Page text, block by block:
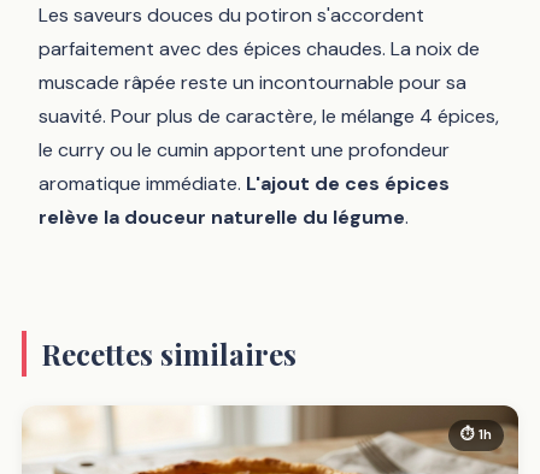
Les saveurs douces du potiron s'accordent
parfaitement avec des épices chaudes. La noix de
muscade râpée reste un incontournable pour sa
suavité. Pour plus de caractère, le mélange 4 épices,
le curry ou le cumin apportent une profondeur
aromatique immédiate. L'ajout de ces épices
relève la douceur naturelle du légume.
Recettes similaires
⏱ 1h